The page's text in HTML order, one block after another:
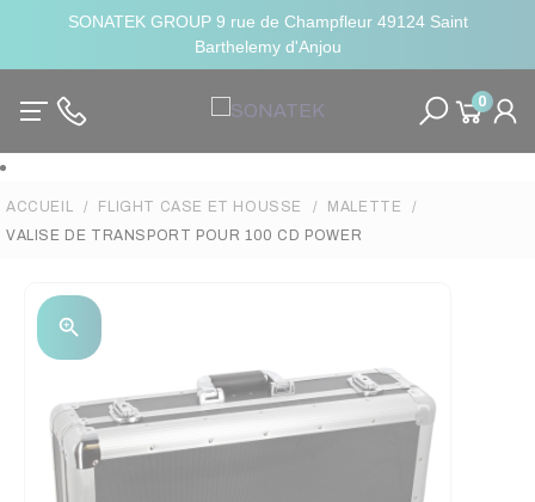
SONATEK GROUP 9 rue de Champfleur 49124 Saint
Barthelemy d'Anjou
0
ACCUEIL FLIGHT CASE ET HOUSSE
MALETTE
VALISE DE TRANSPORT POUR 100 CD POWER
zoom_in